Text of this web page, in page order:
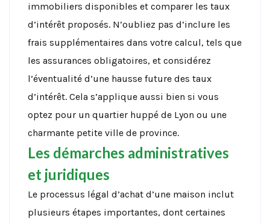
immobiliers disponibles et comparer les taux
d’intérêt proposés. N’oubliez pas d’inclure les
frais supplémentaires dans votre calcul, tels que
les assurances obligatoires, et considérez
l’éventualité d’une hausse future des taux
d’intérêt. Cela s’applique aussi bien si vous
optez pour un quartier huppé de Lyon ou une
charmante petite ville de province.
Les démarches administratives
et juridiques
Le processus légal d’achat d’une maison inclut
plusieurs étapes importantes, dont certaines